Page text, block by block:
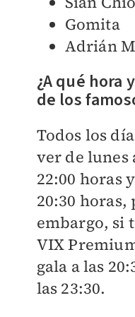
Gomita
Adrián
¿A qué hora
de los
Todos los
ver de lunes
22:00 horas
20:30 horas,
embargo, si
VIX
gala a las
las 23:30.